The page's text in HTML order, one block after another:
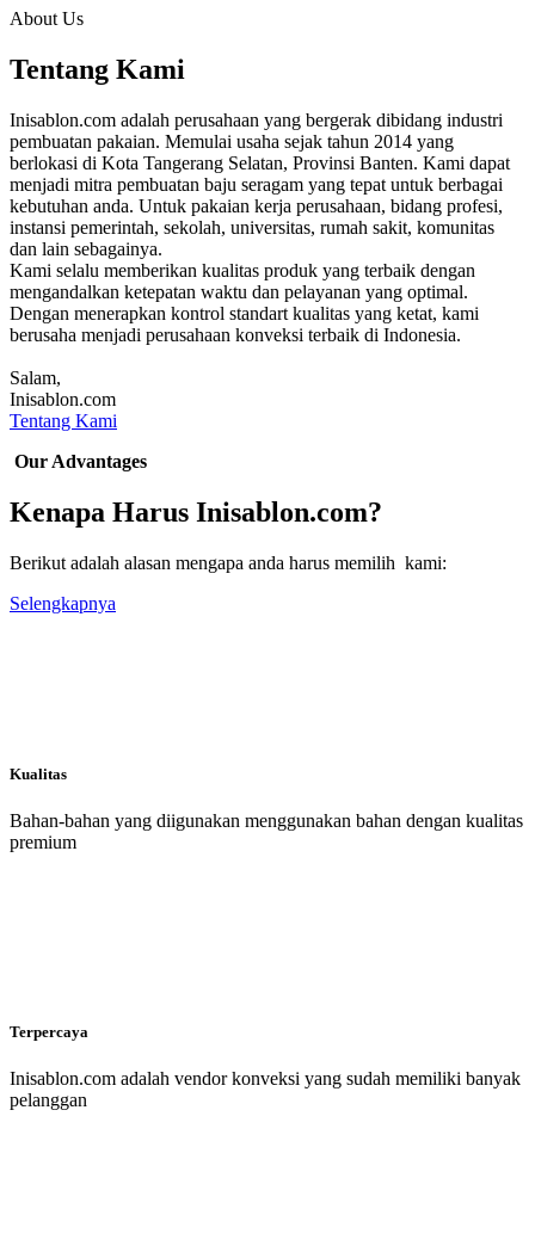
About Us
Tentang Kami
Inisablon.com adalah perusahaan yang bergerak dibidang industri
pembuatan pakaian. Memulai usaha sejak tahun 2014 yang
berlokasi di Kota Tangerang Selatan, Provinsi Banten. Kami dapat
menjadi mitra pembuatan baju seragam yang tepat untuk berbagai
kebutuhan anda. Untuk pakaian kerja perusahaan, bidang profesi,
instansi pemerintah, sekolah, universitas, rumah sakit, komunitas
dan lain sebagainya.
Kami selalu memberikan kualitas produk yang terbaik dengan
mengandalkan ketepatan waktu dan pelayanan yang optimal.
Dengan menerapkan kontrol standart kualitas yang ketat, kami
berusaha menjadi perusahaan konveksi terbaik di Indonesia.
Salam,
Inisablon.com
Tentang Kami
Our Advantages
Kenapa Harus Inisablon.com?
Berikut adalah alasan mengapa anda harus memilih kami:
Selengkapnya
Kualitas
Bahan-bahan yang diigunakan menggunakan bahan dengan kualitas
premium
Terpercaya
Inisablon.com adalah vendor konveksi yang sudah memiliki banyak
pelanggan